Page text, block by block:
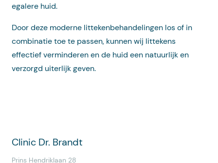
egalere huid.
Door deze moderne littekenbehandelingen los of in
combinatie toe te passen, kunnen wij littekens
effectief verminderen en de huid een natuurlijk en
verzorgd uiterlijk geven.
Clinic Dr. Brandt
Prins Hendriklaan 28